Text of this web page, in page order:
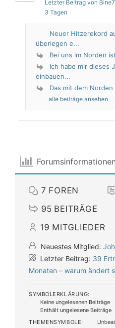
Letzter Beitrag von
3 Tagen
Neuer Hitzerekord
überlegen e...
Bei uns im Norden
Ich habe mir dieses
einbauen...
Das mit dem
alle beiträge ansehen
Forumsinformationen
7 FOREN
95 BEITRÄGE
19 MITGLIEDER
Neuestes Mitglied:
Letzter Beitrag: 39
Monaten – warum ändert
SYMBOLERKLÄRUNG:
Keine ungelesenen Beiträge
Enthält ungelesene Beiträge
THEMENSYMBOLE: